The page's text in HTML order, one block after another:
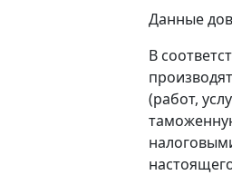
Данные
В
(работ,